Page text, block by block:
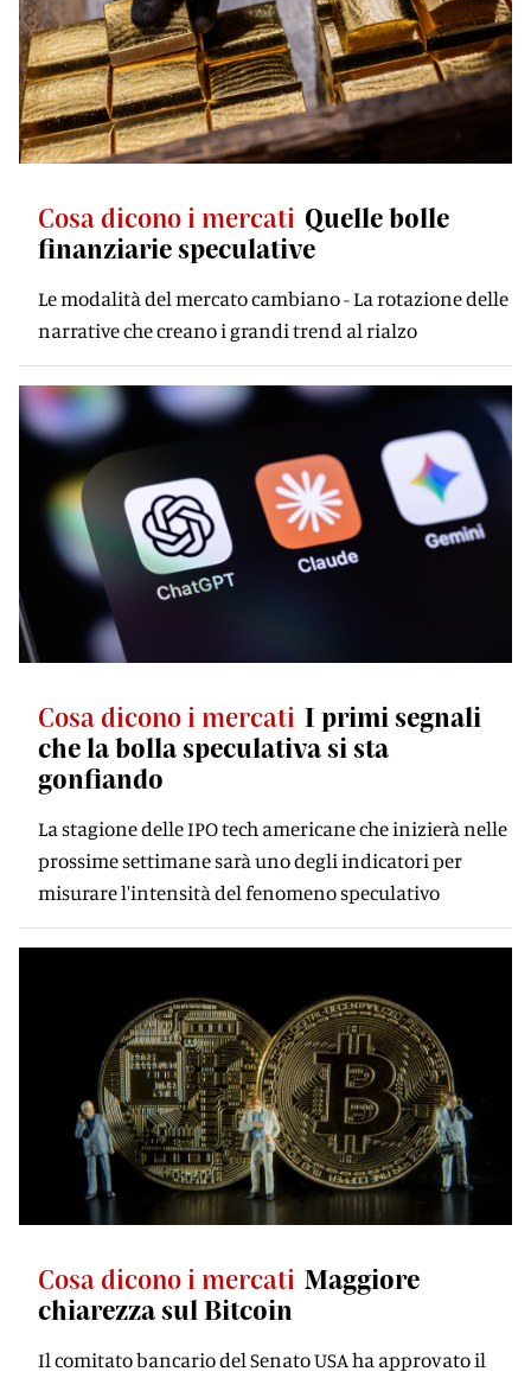
Cosa dicono i mercati Quelle bolle
finanziarie speculative
Le modalità del mercato cambiano - La rotazione delle
narrative che creano i grandi trend al rialzo
Cosa dicono i mercati I primi segnali
che la bolla speculativa si sta
gonfiando
La stagione delle IPO tech americane che inizierà nelle
prossime settimane sarà uno degli indicatori per
misurare l'intensità del fenomeno speculativo
Cosa dicono i mercati Maggiore
chiarezza sul Bitcoin
Il comitato bancario del Senato USA ha approvato il